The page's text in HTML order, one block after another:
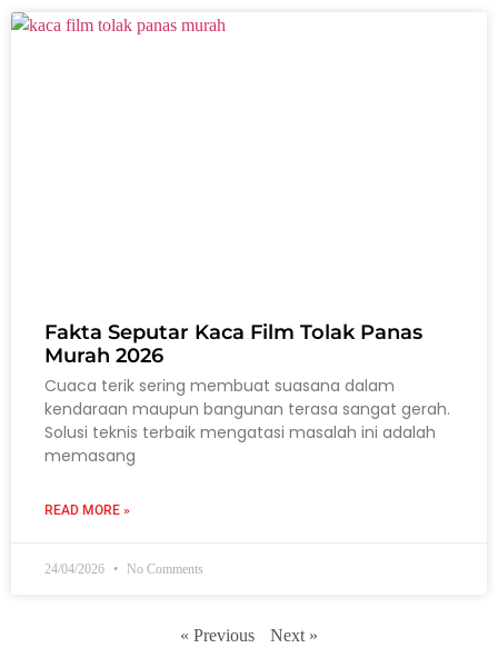
Fakta Seputar Kaca Film Tolak Panas
Murah 2026
Cuaca terik sering membuat suasana dalam
kendaraan maupun bangunan terasa sangat gerah.
Solusi teknis terbaik mengatasi masalah ini adalah
memasang
READ MORE »
24/04/2026 No Comments
« Previous Next »